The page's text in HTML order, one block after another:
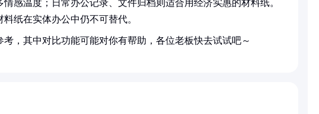
感温度；日常办公记录、文件归档则适合用经济实惠的材料纸。
纸在实体办公中仍不可替代。
，其中对比功能可能对你有帮助，各位老板快去试试吧～